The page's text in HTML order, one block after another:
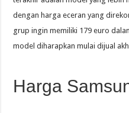
dengan harga eceran yang
grup ingin memiliki 179 euro
model diharapkan mulai dijual
Harga